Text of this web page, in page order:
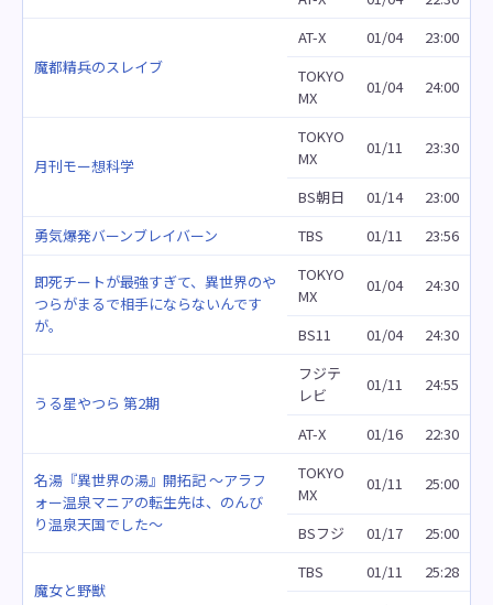
魔都精兵のスレイブ
AT-X 01/04
23:00
TOKYO
MX
01/04 24:00
月刊モー想科学
TOKYO
MX
01/11 23:30
BS朝日 01/14
23:00
勇気爆発バーンブレイバーン
TBS 01/11 23:56
即死チートが最強すぎて、異世界のや
つらがまるで相手にならないんです
が。
TOKYO
MX
01/04 24:30
BS11 01/04 24:30
うる星やつら 第2期
フジテ
レビ
01/11 24:55
AT-X 01/16 22:30
名湯『異世界の湯』開拓記 ～アラフ
ォー温泉マニアの転生先は、のんび
り温泉天国でした～
TOKYO
MX
01/11 25:00
BSフジ 01/17 25:00
魔女と野獣
TBS 01/11
25:28